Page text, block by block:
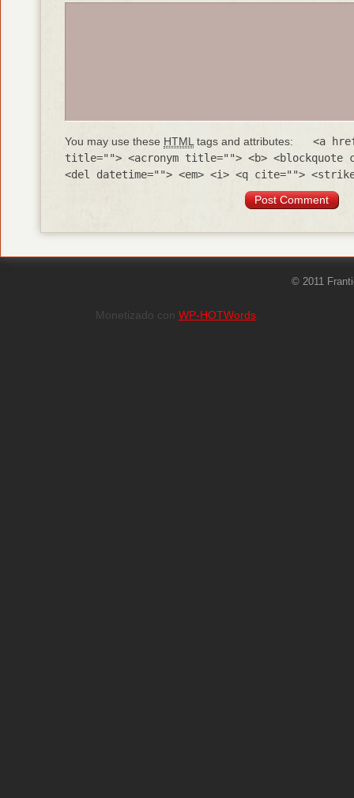
You may use these HTML tags and attributes:
<a
title=""> <acronym title=""> <b> <blockquote
<del datetime=""> <em> <i> <q cite="">
© 2011
Monetizado con WP-HOTWords.